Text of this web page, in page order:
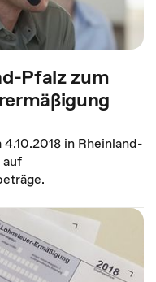
Pfalz zum
in Rheinland-
auf